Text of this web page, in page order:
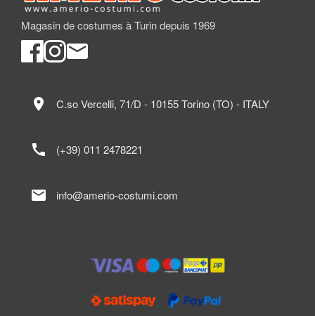
Magasin de costumes à Turin depuis 1969
location_on C.so Vercelli, 71/D - 10155 Torino (TO) - ITALY
call (+39) 011 2478221
mail info@amerio-costumi.com